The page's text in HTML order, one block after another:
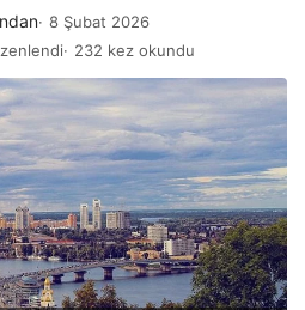
8 Şubat 2026
232 kez okundu